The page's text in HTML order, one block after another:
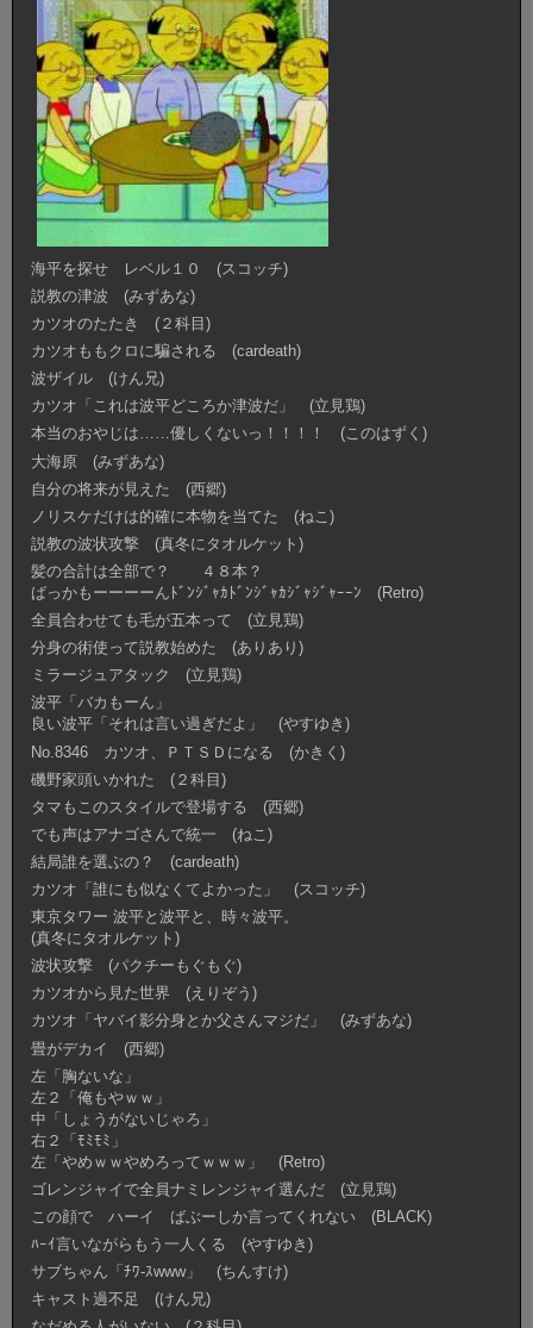
海平を探せ レベル１０ (スコッチ)
説教の津波 (みずあな)
カツオのたたき (２科目)
カツオももクロに騙される (cardeath)
波ザイル (けん兄)
カツオ「これは波平どころか津波だ」 (立見鶏)
本当のおやじは……優しくないっ！！！！ (このはずく)
大海原 (みずあな)
自分の将来が見えた (西郷)
ノリスケだけは的確に本物を当てた (ねこ)
説教の波状攻撃 (真冬にタオルケット)
髪の合計は全部で？ ４８本？
ばっかもーーーーんﾄﾞﾝｼﾞｬｶﾄﾞﾝｼﾞｬｶｼﾞｬｼﾞｬｰｰﾝ (Retro)
全員合わせても毛が五本って (立見鶏)
分身の術使って説教始めた (ありあり)
ミラージュアタック (立見鶏)
波平「バカもーん」
良い波平「それは言い過ぎだよ」 (やすゆき)
No.8346 カツオ、ＰＴＳＤになる (かきく)
磯野家頭いかれた (２科目)
タマもこのスタイルで登場する (西郷)
でも声はアナゴさんで統一 (ねこ)
結局誰を選ぶの？ (cardeath)
カツオ「誰にも似なくてよかった」 (スコッチ)
東京タワー 波平と波平と、時々波平。
(真冬にタオルケット)
波状攻撃 (パクチーもぐもぐ)
カツオから見た世界 (えりぞう)
カツオ「ヤバイ影分身とか父さんマジだ」 (みずあな)
畳がデカイ (西郷)
左「胸ないな」
左２「俺もやｗｗ」
中「しょうがないじゃろ」
右２「ﾓﾐﾓﾐ」
左「やめｗｗやめろってｗｗｗ」 (Retro)
ゴレンジャイで全員ナミレンジャイ選んだ (立見鶏)
この顔で ハーイ ばぶーしか言ってくれない (BLACK)
ﾊｰｲ言いながらもう一人くる (やすゆき)
サブちゃん「ﾁﾜ-ｽwww」 (ちんすけ)
キャスト過不足 (けん兄)